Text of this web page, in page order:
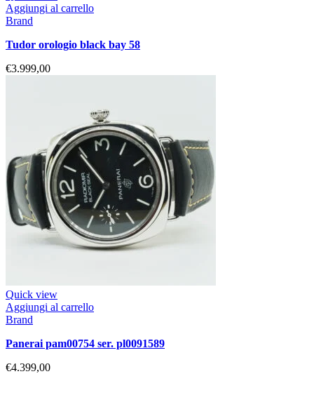
Aggiungi al carrello
Brand
tudor orologio black bay 58
€3.999,00
Quick view
Aggiungi al carrello
Brand
panerai pam00754 ser. pl0091589
€4.399,00